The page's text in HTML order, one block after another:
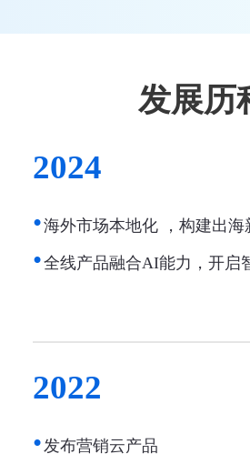
发展历
2024
海外市场本地化 ，构建出海
全线产品融合AI能力，开启
2022
发布营销云产品